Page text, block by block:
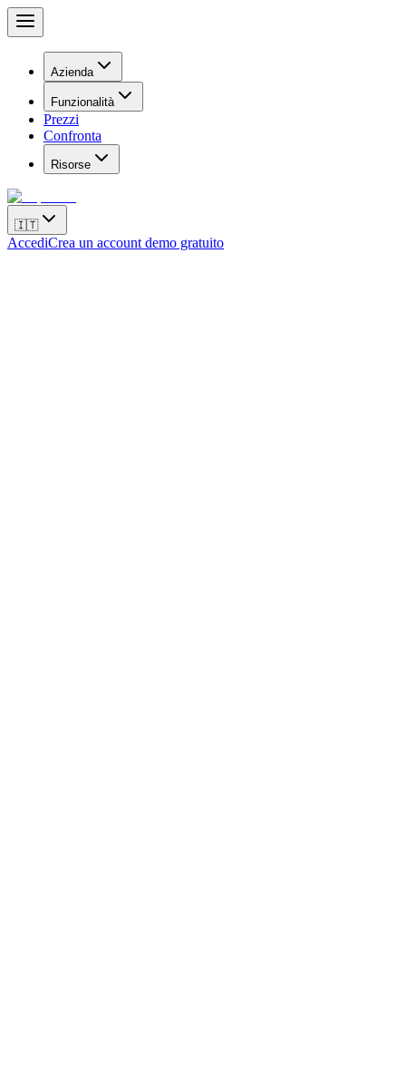
Azienda
Funzionalità
Prezzi
Confronta
Risorse
🇮🇹
AccediCrea un account demo gratuito